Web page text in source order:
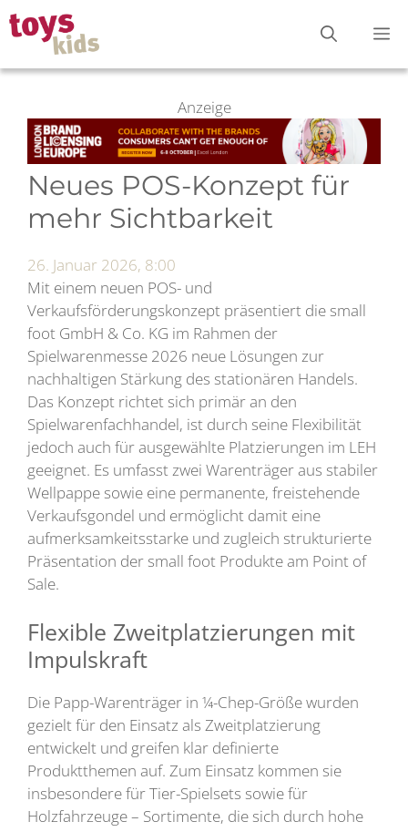
Zum
Inhalt
springen
Anzeige
Neues POS-Konzept für
mehr Sichtbarkeit
26. Januar 2026, 8:00
Mit einem neuen POS- und
Verkaufsförderungskonzept präsentiert die small
foot GmbH & Co. KG im Rahmen der
Spielwarenmesse 2026 neue Lösungen zur
nachhaltigen Stärkung des stationären Handels.
Das Konzept richtet sich primär an den
Spielwarenfachhandel, ist durch seine Flexibilität
jedoch auch für ausgewählte Platzierungen im LEH
geeignet. Es umfasst zwei Warenträger aus stabiler
Wellpappe sowie eine permanente, freistehende
Verkaufsgondel und ermöglicht damit eine
aufmerksamkeitsstarke und zugleich strukturierte
Präsentation der small foot Produkte am Point of
Sale.
Flexible Zweitplatzierungen mit
Impulskraft
Die Papp-Warenträger in ¼-Chep-Größe wurden
gezielt für den Einsatz als Zweitplatzierung
entwickelt und greifen klar definierte
Produktthemen auf. Zum Einsatz kommen sie
insbesondere für Tier-Spielsets sowie für
Holzfahrzeuge – Sortimente, die sich durch hohe